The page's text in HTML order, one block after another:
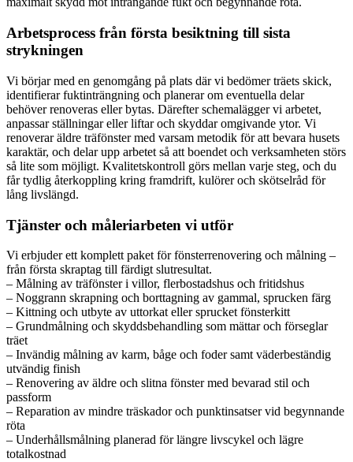
Arbetsprocess från första besiktning till sista
strykningen
Vi börjar med en genomgång på plats där vi bedömer träets skick,
identifierar fuktinträngning och planerar om eventuella delar
behöver renoveras eller bytas. Därefter schemalägger vi arbetet,
anpassar ställningar eller liftar och skyddar omgivande ytor. Vi
renoverar äldre träfönster med varsam metodik för att bevara husets
karaktär, och delar upp arbetet så att boendet och verksamheten störs
så lite som möjligt. Kvalitetskontroll görs mellan varje steg, och du
får tydlig återkoppling kring framdrift, kulörer och skötselråd för
lång livslängd.
Tjänster och måleriarbeten vi utför
Vi erbjuder ett komplett paket för fönsterrenovering och målning –
från första skraptag till färdigt slutresultat.
– Målning av träfönster i villor, flerbostadshus och fritidshus
– Noggrann skrapning och borttagning av gammal, sprucken färg
– Kittning och utbyte av uttorkat eller sprucket fönsterkitt
– Grundmålning och skyddsbehandling som mättar och förseglar
träet
– Invändig målning av karm, båge och foder samt väderbeständig
utvändig finish
– Renovering av äldre och slitna fönster med bevarad stil och
passform
– Reparation av mindre träskador och punktinsatser vid begynnande
röta
– Underhållsmålning planerad för längre livscykel och lägre
totalkostnad